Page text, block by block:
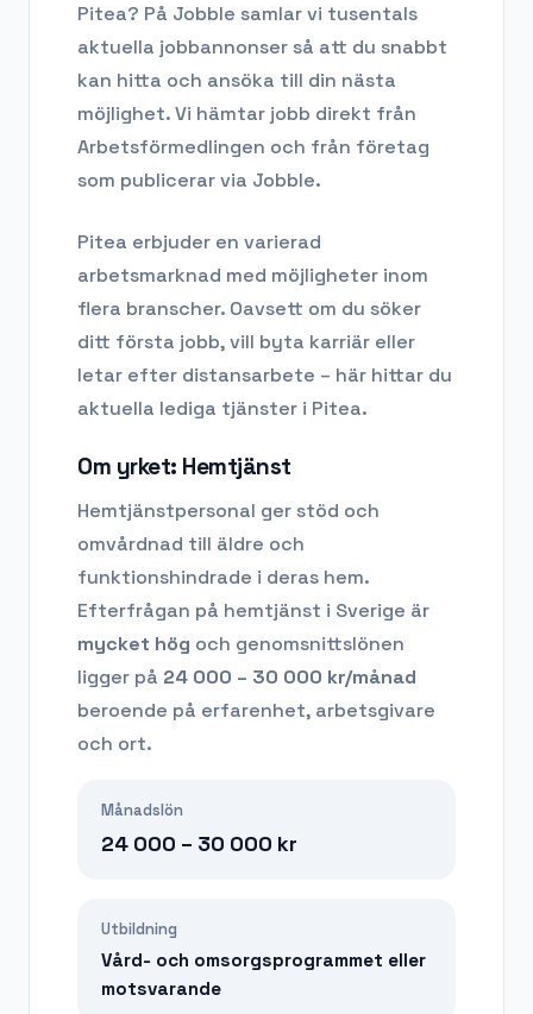
Pitea? På Jobble samlar vi tusentals
aktuella jobbannonser så att du snabbt
kan hitta och ansöka till din nästa
möjlighet. Vi hämtar jobb direkt från
Arbetsförmedlingen och från företag
som publicerar via Jobble.
Pitea erbjuder en varierad
arbetsmarknad med möjligheter inom
flera branscher. Oavsett om du söker
ditt första jobb, vill byta karriär eller
letar efter distansarbete – här hittar du
aktuella lediga tjänster i Pitea.
Om yrket: Hemtjänst
Hemtjänstpersonal ger stöd och
omvårdnad till äldre och
funktionshindrade i deras hem.
Efterfrågan på hemtjänst i Sverige är
mycket hög och genomsnittslönen
ligger på 24 000 – 30 000 kr/månad
beroende på erfarenhet, arbetsgivare
och ort.
Månadslön
24 000 – 30 000 kr
Utbildning
Vård- och omsorgsprogrammet eller
motsvarande